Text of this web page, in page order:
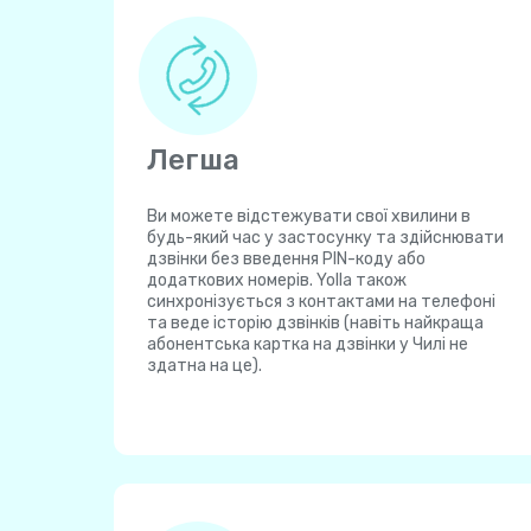
Легша
Ви можете відстежувати свої хвилини в
будь-який час у застосунку та здійснювати
дзвінки без введення PIN-коду або
додаткових номерів. Yolla також
синхронізується з контактами на телефоні
та веде історію дзвінків (навіть найкраща
абонентська картка на дзвінки у Чилі не
здатна на це).